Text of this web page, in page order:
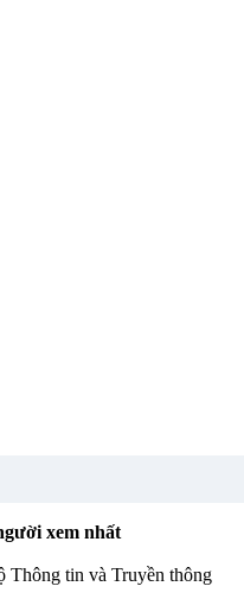
xem nhất
Thông tin và Truyền thông